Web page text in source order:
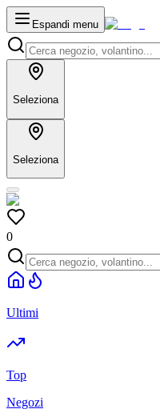
Espandi menu
Seleziona
Seleziona
0
Ultimi
Top
Negozi